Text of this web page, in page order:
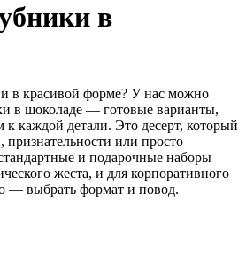
в
в красивой форме? У нас можно
в шоколаде — готовые варианты,
каждой детали. Это десерт, который
признательности или просто
и подарочные наборы
жеста, и для корпоративного
— выбрать формат и повод.